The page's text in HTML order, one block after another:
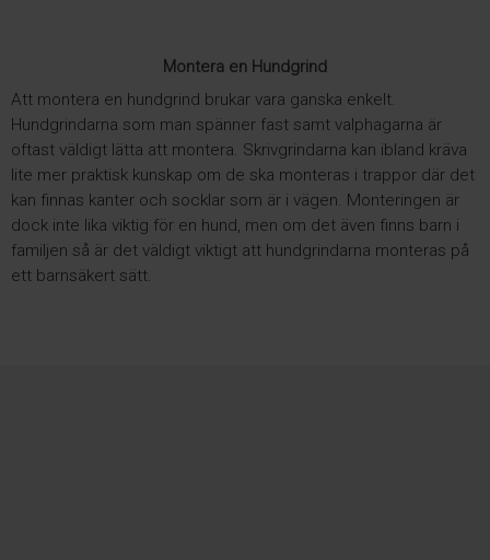
Montera en Hundgrind
Att montera en hundgrind brukar vara ganska enkelt.
Hundgrindarna som man spänner fast samt valphagarna är
oftast väldigt lätta att montera. Skrivgrindarna kan ibland kräva
lite mer praktisk kunskap om de ska monteras i trappor där det
kan finnas kanter och socklar som är i vägen. Monteringen är
dock inte lika viktig för en hund, men om det även finns barn i
familjen så är det väldigt viktigt att hundgrindarna monteras på
ett barnsäkert sätt.